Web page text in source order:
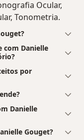
Ocular,
Tonometria.
com Danielle
por
Danielle
Gouget?